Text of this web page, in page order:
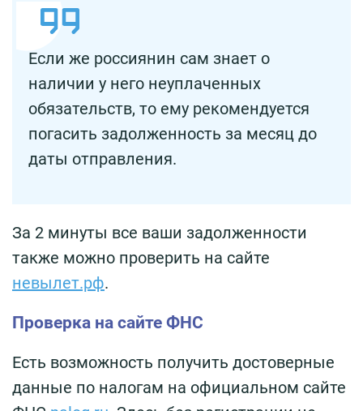
Если же россиянин сам знает о
наличии у него неуплаченных
обязательств, то ему рекомендуется
погасить задолженность за месяц до
даты отправления.
За 2 минуты все ваши задолженности
также можно проверить на сайте
невылет.рф.
Проверка на сайте ФНС
Есть возможность получить достоверные
данные по налогам на официальном сайте